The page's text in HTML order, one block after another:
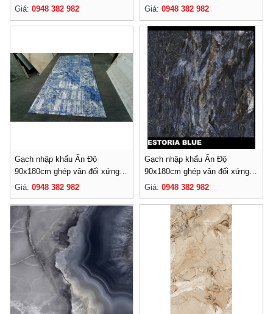
007
Giá: 0948 382 982
006
Giá: 0948 382 982
Gạch nhập khẩu Ấn Độ
90x180cm ghép vân đối xứng-
005
Giá: 0948 382 982
Gạch nhập khẩu Ấn Độ
90x180cm ghép vân đối xứng-
004
Giá: 0948 382 982